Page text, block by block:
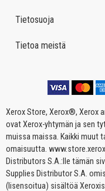
Tietosuoja
Tietoa meistä
Xerox Store, Xerox®, Xerox
ovat Xerox-yhtymän ja sen
muissa maissa. Kaikki muut
omaisuutta.
Distributors S.A.:lle tämän
Supplies Distributor S.A.
(lisensoitua) sisältöä